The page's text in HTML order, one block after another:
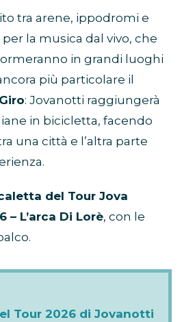
tra arene, ippodromi e
la musica dal vivo, che
in grandi luoghi
più particolare il
: Jovanotti raggiungerà
in bicicletta, facendo
una città e l’altra parte
del Tour Jova
– L’arca Di Lorè, con le
Tour 2026 di Jovanotti